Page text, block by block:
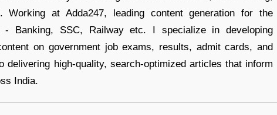
Working at Adda247, leading content generation for the
Banking, SSC, Railway etc. I specialize in developing
on government job exams, results, admit cards, and
delivering high-quality, search-optimized articles that inform
India.